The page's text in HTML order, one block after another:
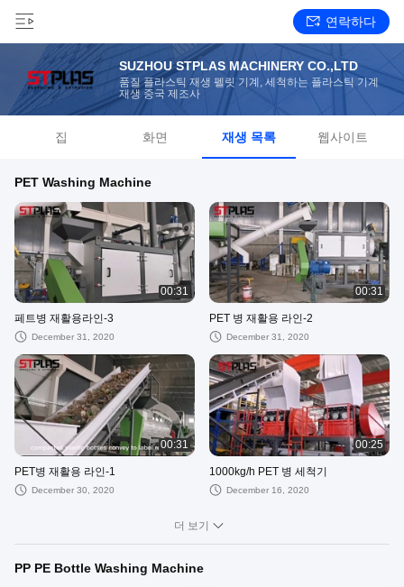
연락하다
SUZHOU STPLAS MACHINERY CO.,LTD
품질 플라스틱 재생 펠릿 기계, 세척하는 플라스틱 기계
재생 중국 제조사
집 화면 재생 목록 웹사이트
PET Washing Machine
00:31
페트병 재활용라인-3
December 31, 2020
00:31
PET 병 재활용 라인-2
December 31, 2020
00:31
PET병 재활용 라인-1
December 30, 2020
00:25
1000kg/h PET 병 세척기
December 16, 2020
더 보기
PP PE Bottle Washing Machine